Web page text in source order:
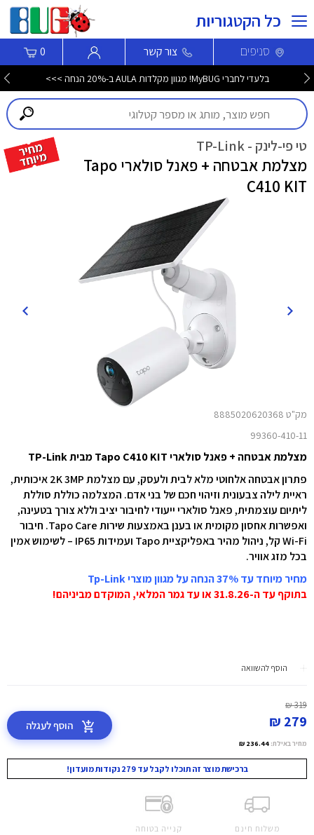
כל הקטגוריות
סניפים צור קשר 0
בלעדי לחברי MyBUG! מגוון מקלדות AULA ב-20% הנחה >>>
טי פי-לינק - TP-Link
מצלמת אבטחה + פאנל סולארי Tapo
C410 KIT
מק"ט 8885020620368
99360-410-11
מצלמת אבטחה + פאנל סולארי Tapo C410 KIT מבית TP-Link
פתרון אבטחה אלחוטי מלא לבית ולעסק, עם מצלמת 2K 3MP איכותית,
ראיית לילה צבעונית וזיהוי חכם של בני אדם. המצלמה כוללת סוללת
ליתיום עוצמתית, פאנל סולארי ייעודי לחיבור יציב וללא צורך בטעינה,
ואפשרות אחסון מקומית או בענן באמצעות שירות Tapo Care. חיבור
Wi-Fi קל, ניהול מהיר באפליקציית Tapo ועמידות IP65 – לשימוש אמין
בכל מזג אוויר.
מחיר מיוחד עד 37% הנחה על מגוון מוצרי Tp-Link
בתוקף עד ה-31.8.26 או עד גמר המלאי, המוקדם מביניהם!
הוסף להשוואה
319 ₪
279 ₪
מחיר באילת: 236.44 ₪
הוסף לעגלה
ברכישת מוצר זה תוכלו לקבל עד 279 נקודות מועדון!
משלוח חינם קנייה בטוחה